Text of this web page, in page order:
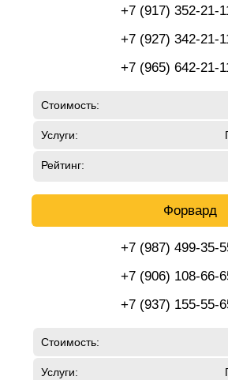
+7 (917) 352-21-
+7 (927) 342-21-
+7 (965) 642-21-
Стоимость:
Услуги:
Рейтинг:
Форвард
+7 (987) 499-35-
+7 (906) 108-66-
+7 (937) 155-55-
Стоимость:
Услуги: